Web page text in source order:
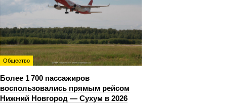
Общество
Более 1 700 пассажиров
воспользовались прямым рейсом
Нижний Новгород — Сухум в 2026